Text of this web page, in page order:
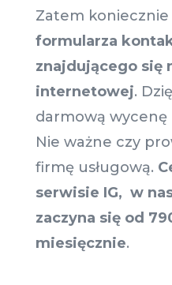
Zatem koniecznie
formularza
znajdującego się
internetowej.
darmową wycenę
Nie ważne czy
firmę usługową.
serwisie IG, w
zaczyna się od
miesięcznie.